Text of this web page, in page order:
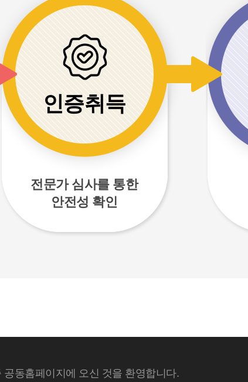
인증취득
전문가 심사를 통한
안전성 확인
공동홈페이지에 오신 것을 환영합니다.